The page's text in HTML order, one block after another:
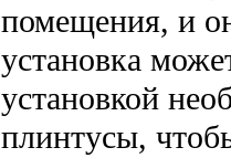
помещения, и
установка
установкой
плинтусы,